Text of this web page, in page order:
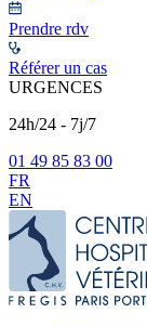
Prendre rdv
Référer un cas
URGENCES
24h/24 - 7j/7
01 49 85 83 00
FR
EN